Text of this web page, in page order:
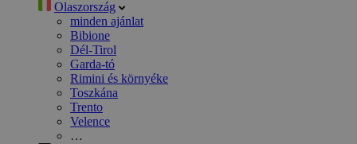
Olaszország
minden ajánlat
Bibione
Dél-Tirol
Garda-tó
Rimini és környéke
Toszkána
Trento
Velence
…